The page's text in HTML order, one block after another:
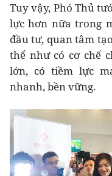
Tuy vậy, Phó Thủ
lực hơn nữa trong
đầu tư, quan tâm
thể như có cơ chế
lớn, có tiềm lực
nhanh, bền vững.